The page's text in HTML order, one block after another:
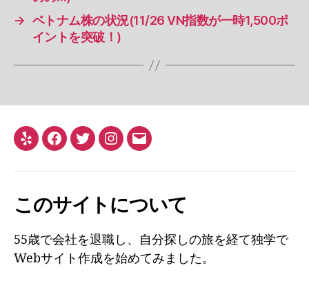
→ ベトナム株の状況(11/26 VN指数が一時1,500ポ
イントを突破！)
Yelp Facebook
TwitterInstagram
メ
このサイトについて
55歳で会社を退職し、自分探しの旅を経て独学で
Webサイト作成を始めてみました。